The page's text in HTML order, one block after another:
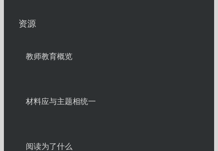
资源
教师教育概览
材料应与主题相统一
阅读为了什么